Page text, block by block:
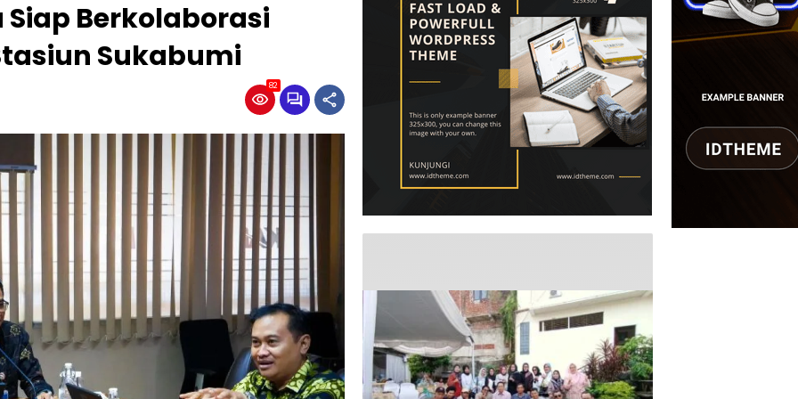
Siap Berkolaborasi
Sukabumi
82